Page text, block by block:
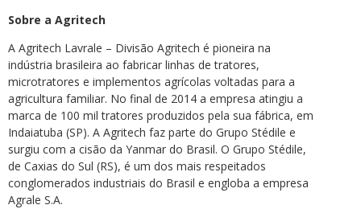
Sobre a Agritech
A Agritech Lavrale – Divisão Agritech é pioneira na
indústria brasileira ao fabricar linhas de tratores,
microtratores e implementos agrícolas voltadas para a
agricultura familiar. No final de 2014 a empresa atingiu a
marca de 100 mil tratores produzidos pela sua fábrica, em
Indaiatuba (SP). A Agritech faz parte do Grupo Stédile e
surgiu com a cisão da Yanmar do Brasil. O Grupo Stédile,
de Caxias do Sul (RS), é um dos mais respeitados
conglomerados industriais do Brasil e engloba a empresa
Agrale S.A.